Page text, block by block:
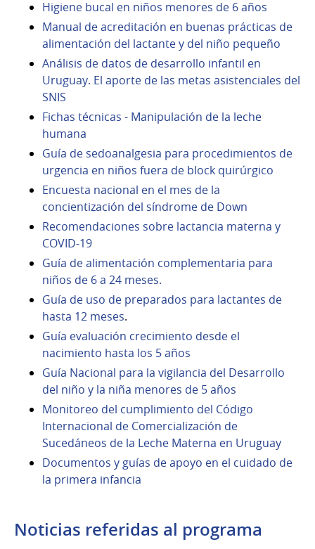
Higiene bucal en niños menores de 6 años
Manual de acreditación en buenas prácticas de
alimentación del lactante y del niño pequeño
Análisis de datos de desarrollo infantil en
Uruguay. El aporte de las metas asistenciales del
SNIS
Fichas técnicas - Manipulación de la leche
humana
Guía de sedoanalgesia para procedimientos de
urgencia en niños fuera de block quirúrgico
Encuesta nacional en el mes de la
concientización del síndrome de Down
Recomendaciones sobre lactancia materna y
COVID-19
Guía de alimentación complementaria para
niños de 6 a 24 meses.
Guía de uso de preparados para lactantes de
hasta 12 meses.
Guía evaluación crecimiento desde el
nacimiento hasta los 5 años
Guía Nacional para la vigilancia del Desarrollo
del niño y la niña menores de 5 años
Monitoreo del cumplimiento del Código
Internacional de Comercialización de
Sucedáneos de la Leche Materna en Uruguay
Documentos y guías de apoyo en el cuidado de
la primera infancia
Noticias referidas al programa